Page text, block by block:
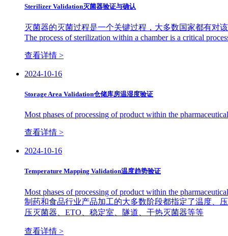
Sterilizer Validation灭菌器验证与确认
灭菌器的灭菌过程是一个关键过程，大多数国家都有对
The process of sterilization within a chamber is a critical
查看详情 >
2024-10-16
Storage Area Validation仓储库房温湿度验证
Most phases of processing of product within the
查看详情 >
2024-10-16
Temperature Mapping Validation温度趋势验证
Most phases of processing of product within the
制药和食品行业产品加工的大多数阶段都指定了温度、
压灭菌器、ETO、稳定室、隧道、干热灭菌器等等
查看详情 >